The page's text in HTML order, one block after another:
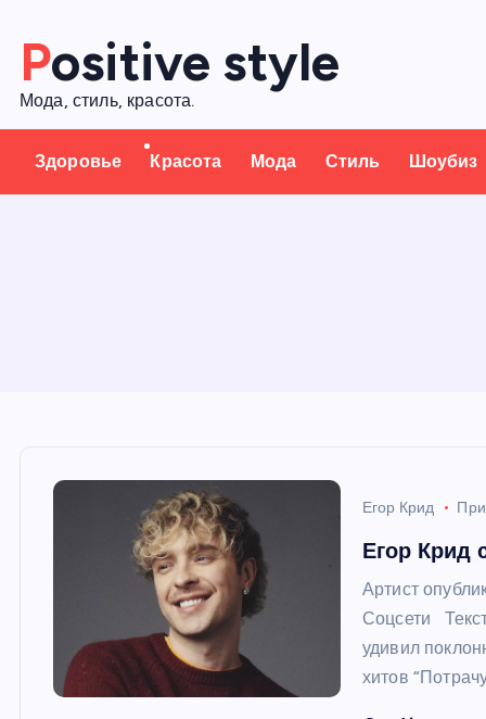
Positive style
Мода, стиль, красота.
Здоровье Красота Мода Стиль Шоубиз
Егор Крид
Егор Крид
Артист
Соцсети
удивил
хитов